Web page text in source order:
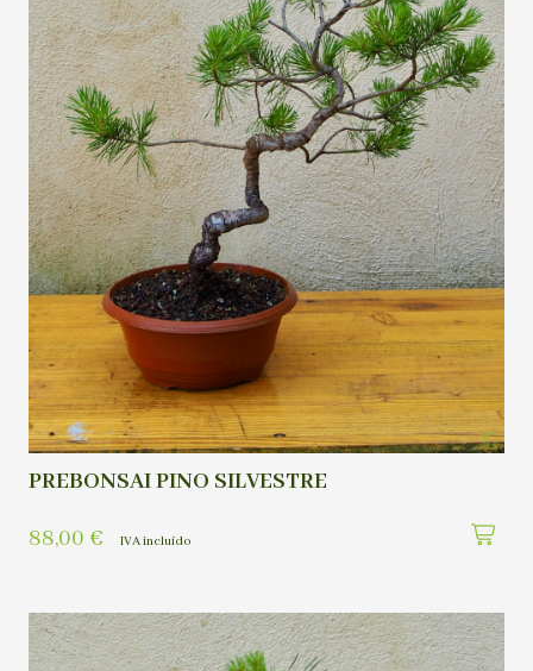
PREBONSAI PINO SILVESTRE
88,00 € IVA incluído